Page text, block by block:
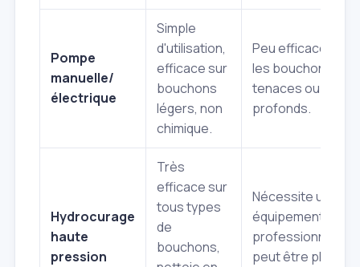
Pompe
manuelle/
électrique
Simple
d'utilisation,
efficace sur
bouchons
légers, non
chimique.
Peu efficace sur
les bouchons
tenaces ou
profonds.
Hydrocurage
haute
pression
Très
efficace sur
tous types
de
bouchons,
Nécessite un
équipement
professionnel,
peut être plus